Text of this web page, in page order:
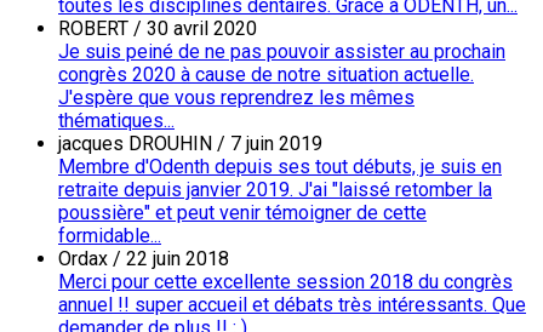
toutes les disciplines dentaires. Grace à ODENTH, un...
ROBERT / 30 avril 2020
Je suis peiné de ne pas pouvoir assister au prochain
congrès 2020 à cause de notre situation actuelle.
J'espère que vous reprendrez les mêmes
thématiques...
jacques DROUHIN / 7 juin 2019
Membre d'Odenth depuis ses tout débuts, je suis en
retraite depuis janvier 2019. J'ai "laissé retomber la
poussière" et peut venir témoigner de cette
formidable...
Ordax / 22 juin 2018
Merci pour cette excellente session 2018 du congrès
annuel !! super accueil et débats très intéressants. Que